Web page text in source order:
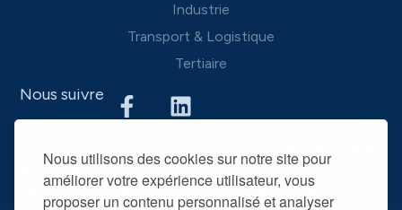
Nous utilisons des cookies sur notre site pour
améliorer votre expérience utilisateur, vous
proposer un contenu personnalisé et analyser
Industrie
Transport & Logistique
Tertiaire
Nous suivre
accompagnons une équipe d’experts du recrutement et
des outils performants, afin de mieux répondre à leurs